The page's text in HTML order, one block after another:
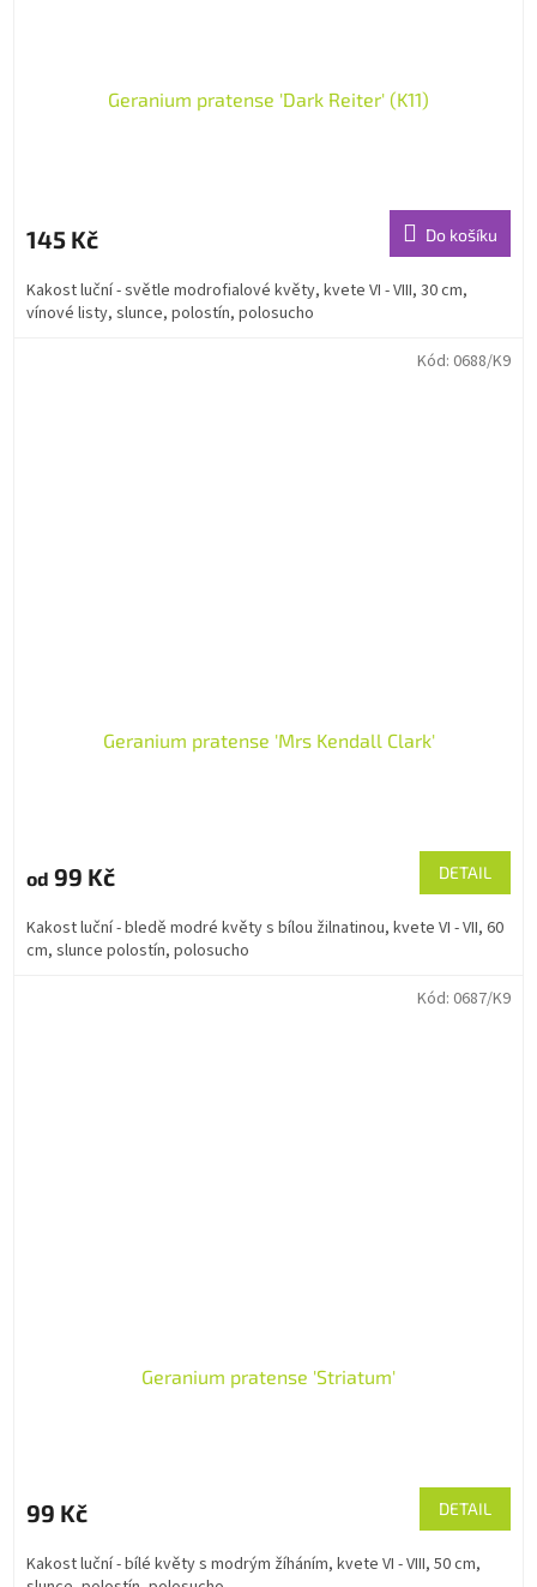
Geranium pratense 'Dark Reiter' (K11)
145 Kč Do košíku
Kakost luční - světle modrofialové květy, kvete VI - VIII, 30 cm,
vínové listy, slunce, polostín, polosucho
Geranium pratense 'Mrs Kendall Clark'
od 99 Kč DETAIL
Kakost luční - bledě modré květy s bílou žilnatinou, kvete VI - VII, 60
cm, slunce polostín, polosucho
Kód: 0688/K9
Geranium pratense 'Striatum'
99 Kč DETAIL
Kakost luční - bílé květy s modrým žíháním, kvete VI - VIII, 50 cm,
Kód: 0687/K9